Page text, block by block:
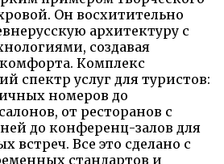
Он восхитительно
архитектуру с
создавая
Комплекс
спектр услуг для туристов:
номеров до
от ресторанов с
до конференц-залов для
встреч. Все это сделано с
стандартов и